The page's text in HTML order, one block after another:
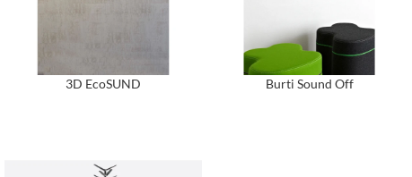
3D EcoSUND Burti Sound Off